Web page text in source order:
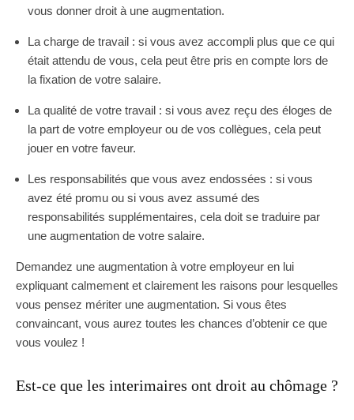
vous donner droit à une augmentation.
La charge de travail : si vous avez accompli plus que ce qui
était attendu de vous, cela peut être pris en compte lors de
la fixation de votre salaire.
La qualité de votre travail : si vous avez reçu des éloges de
la part de votre employeur ou de vos collègues, cela peut
jouer en votre faveur.
Les responsabilités que vous avez endossées : si vous
avez été promu ou si vous avez assumé des
responsabilités supplémentaires, cela doit se traduire par
une augmentation de votre salaire.
Demandez une augmentation à votre employeur en lui
expliquant calmement et clairement les raisons pour lesquelles
vous pensez mériter une augmentation. Si vous êtes
convaincant, vous aurez toutes les chances d’obtenir ce que
vous voulez !
Est-ce que les interimaires ont droit au chômage ?